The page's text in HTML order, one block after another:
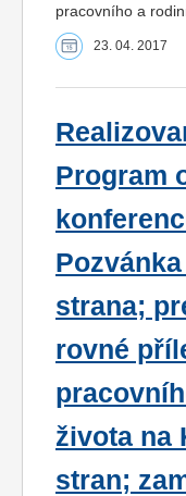
pracovního a
23. 04. 2017
Program
strana;
rovné
života na
stran;